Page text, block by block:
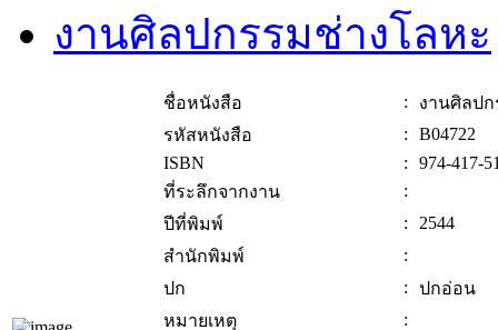
งานศิลปกรรมช่างโลหะ
ชื่อหนังสือ :
งานศิลป
รหัสหนังสือ
:
B04722
ISBN
:
974-417-
ที่ระลึกจากงาน
:
ปีที่พิมพ์
:
2544
สำนักพิมพ์
:
ปก
:
ปกอ่อน
หมายเหตุ
: